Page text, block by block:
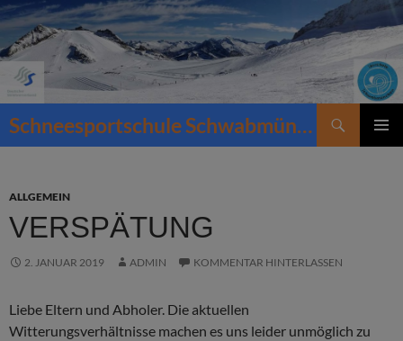
Zum
Inhalt
springen
Schneesportschule Schwabmünchen
ALLGEMEIN
VERSPÄTUNG
2. JANUAR 2019 ADMIN KOMMENTAR HINTERLASSEN
Liebe Eltern und Abholer. Die aktuellen
Witterungsverhältnisse machen es uns leider unmöglich zu